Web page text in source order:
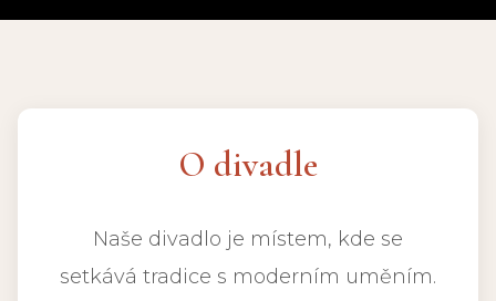
O divadle
Naše divadlo je místem, kde se
setkává tradice s moderním uměním.